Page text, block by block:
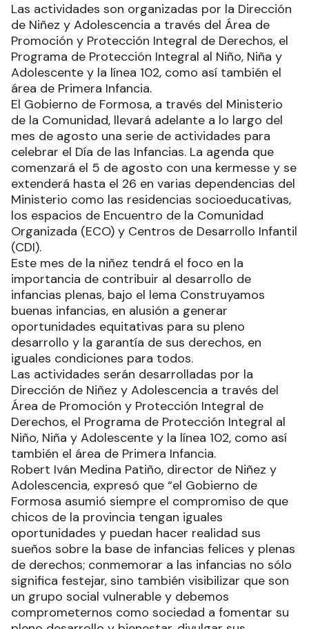
Las actividades son organizadas por la Dirección
de Niñez y Adolescencia a través del Área de
Promoción y Protección Integral de Derechos, el
Programa de Protección Integral al Niño, Niña y
Adolescente y la línea 102, como así también el
área de Primera Infancia.
El Gobierno de Formosa, a través del Ministerio
de la Comunidad, llevará adelante a lo largo del
mes de agosto una serie de actividades para
celebrar el Día de las Infancias. La agenda que
comenzará el 5 de agosto con una kermesse y se
extenderá hasta el 26 en varias dependencias del
Ministerio como las residencias socioeducativas,
los espacios de Encuentro de la Comunidad
Organizada (ECO) y Centros de Desarrollo Infantil
(CDI).
Este mes de la niñez tendrá el foco en la
importancia de contribuir al desarrollo de
infancias plenas, bajo el lema Construyamos
buenas infancias, en alusión a generar
oportunidades equitativas para su pleno
desarrollo y la garantía de sus derechos, en
iguales condiciones para todos.
Las actividades serán desarrolladas por la
Dirección de Niñez y Adolescencia a través del
Área de Promoción y Protección Integral de
Derechos, el Programa de Protección Integral al
Niño, Niña y Adolescente y la línea 102, como así
también el área de Primera Infancia.
Robert Iván Medina Patiño, director de Niñez y
Adolescencia, expresó que “el Gobierno de
Formosa asumió siempre el compromiso de que
chicos de la provincia tengan iguales
oportunidades y puedan hacer realidad sus
sueños sobre la base de infancias felices y plenas
de derechos; conmemorar a las infancias no sólo
significa festejar, sino también visibilizar que son
un grupo social vulnerable y debemos
comprometernos como sociedad a fomentar su